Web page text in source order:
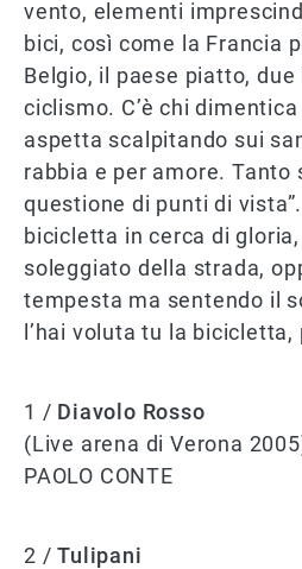
vento, elementi
bici, così come la Francia
Belgio, il paese piatto,
ciclismo. C’è chi
aspetta scalpitando sui
rabbia e per amore. Tanto
questione di punti di
bicicletta in cerca di
soleggiato della strada,
tempesta ma sentendo il
l’hai voluta tu la bicicletta,
1 / Diavolo Rosso
(Live arena di Verona
PAOLO CONTE
2 /Tulipani